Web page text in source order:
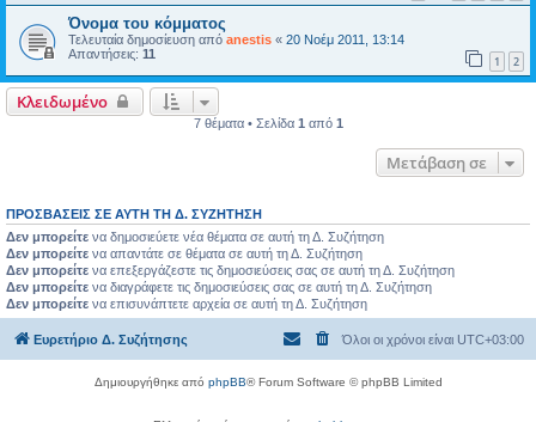
Όνομα του κόμματος
Τελευταία δημοσίευση από anestis « 20 Νοέμ 2011, 13:14
Απαντήσεις: 11 1 2
Κλειδωμένο
7 θέματα • Σελίδα 1 από 1
Μετάβαση σε
ΠΡΟΣΒΆΣΕΙΣ ΣΕ ΑΥΤΉ ΤΗ Δ. ΣΥΖΉΤΗΣΗ
Δεν μπορείτε να δημοσιεύετε νέα θέματα σε αυτή τη Δ. Συζήτηση
Δεν μπορείτε να απαντάτε σε θέματα σε αυτή τη Δ. Συζήτηση
Δεν μπορείτε να επεξεργάζεστε τις δημοσιεύσεις σας σε αυτή τη Δ. Συζήτηση
Δεν μπορείτε να διαγράφετε τις δημοσιεύσεις σας σε αυτή τη Δ. Συζήτηση
Δεν μπορείτε να επισυνάπτετε αρχεία σε αυτή τη Δ. Συζήτηση
Ευρετήριο Δ. Συζήτησης Όλοι οι χρόνοι είναι UTC+03:00
Δημιουργήθηκε από phpBB® Forum Software © phpBB Limited